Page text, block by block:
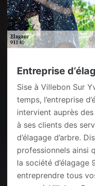
Entreprise
Sise à Villebon Sur
temps, l’entreprise
intervient auprès
à ses clients des
d’élagage d’arbre.
professionnels ainsi
la société d’élagage
entreprendre tous